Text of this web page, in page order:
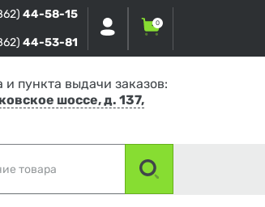
44-58-15
44-53-81
0
пункта выдачи заказов:
шоссе, д. 137,